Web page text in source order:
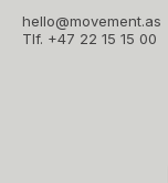
hello@movement.as
Tlf. +47 22 15 15 00